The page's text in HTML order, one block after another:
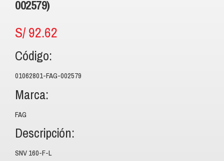
002579)
S/92.62
Código:
01062801-FAG-002579
Marca:
FAG
Descripción:
SNV 160-F-L